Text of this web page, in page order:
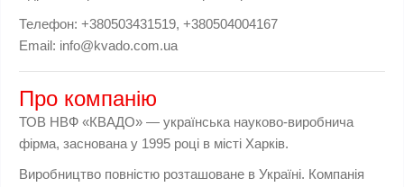
Телефон: +380503431519, +380504004167
Email: info@kvado.com.ua
Про компанію
ТОВ НВФ «КВАДО» — українська науково-виробнича
фірма, заснована у 1995 році в місті Харків.
Виробництво повністю розташоване в Україні. Компанія